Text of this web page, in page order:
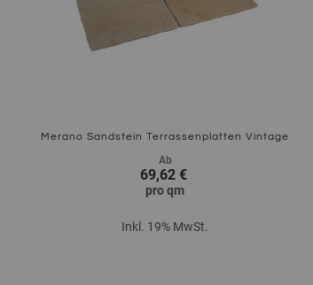
Merano Sandstein Terrassenplatten Vintage
Ab
69,62 €
proqm
Inkl. 19% MwSt.